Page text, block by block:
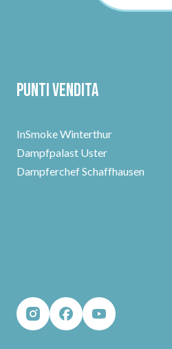
Punti vendita
InSmoke Winterthur
Dampfpalast Uster
Dampferchef Schaffhausen